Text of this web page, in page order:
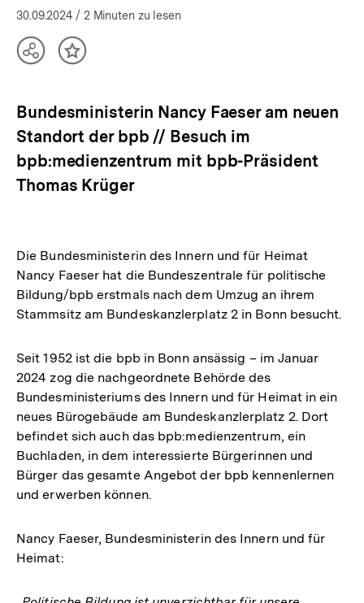
30.09.2024 / 2 Minuten zu lesen
TeilenInhalt
Bundesministerin Nancy Faeser am neuen
Standort der bpb // Besuch im
bpb:medienzentrum mit bpb-Präsident
Thomas Krüger
Die Bundesministerin des Innern und für Heimat
Nancy Faeser hat die Bundeszentrale für politische
Bildung/bpb erstmals nach dem Umzug an ihrem
Stammsitz am Bundeskanzlerplatz 2 in Bonn besucht.
Seit 1952 ist die bpb in Bonn ansässig – im Januar
2024 zog die nachgeordnete Behörde des
Bundesministeriums des Innern und für Heimat in ein
neues Bürogebäude am Bundeskanzlerplatz 2. Dort
befindet sich auch das bpb:medienzentrum, ein
Buchladen, in dem interessierte Bürgerinnen und
Bürger das gesamte Angebot der bpb kennenlernen
und erwerben können.
Nancy Faeser, Bundesministerin des Innern und für
Heimat: